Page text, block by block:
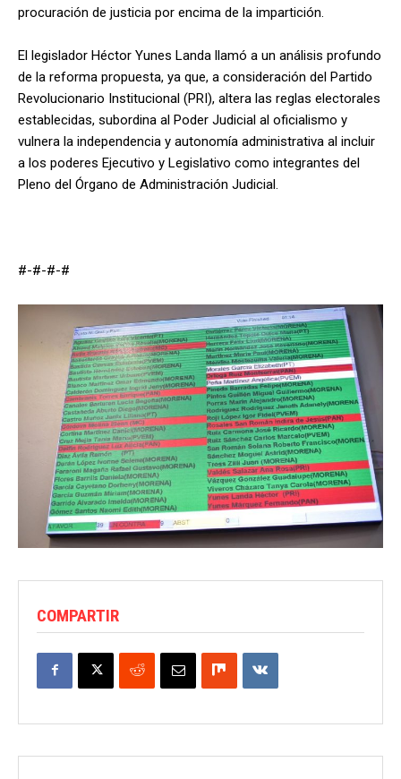
procuración de justicia por encima de la impartición.
El legislador Héctor Yunes Landa llamó a un análisis profundo
de la reforma propuesta, ya que, a consideración del Partido
Revolucionario Institucional (PRI), altera las reglas electorales
establecidas, subordina al Poder Judicial al oficialismo y
vulnera la independencia y autonomía administrativa al incluir
a los poderes Ejecutivo y Legislativo como integrantes del
Pleno del Órgano de Administración Judicial.
#-#-#-#
COMPARTIR